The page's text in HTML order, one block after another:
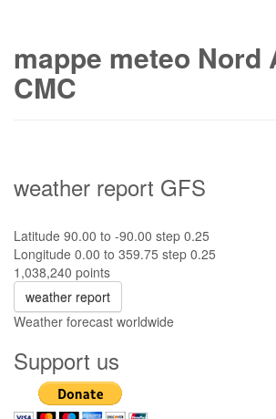
mappe meteo Nord
CMC
weather report GFS
Latitude 90.00 to -90.00 step 0.25
Longitude 0.00 to 359.75 step 0.25
1,038,240 points
weather report
Weather forecast worldwide
Support us